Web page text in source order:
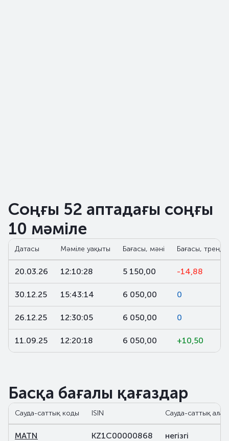
Соңғы 52 аптадағы соңғы
10 мәміле
Датасы Мәміле уақыты Бағасы, мәні Бағасы, тренд,
20.03.26 12:10:28 5 150,00 -14,88
30.12.25 15:43:14 6 050,00 0
26.12.25 12:30:05 6 050,00 0
11.09.25 12:20:18 6 050,00 +10,50
Басқа бағалы қағаздар
Сауда-саттық коды ISIN Сауда-саттық алаң
MATN KZ1C00000868 негізгі